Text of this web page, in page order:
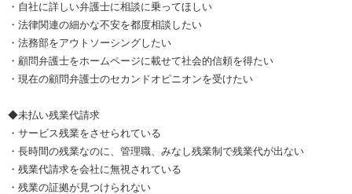
・自社に詳しい弁護士に相談に乗ってほしい
・法律関連の細かな不安を都度相談したい
・法務部をアウトソーシングしたい
・顧問弁護士をホームページに載せて社会的信頼を得たい
・現在の顧問弁護士のセカンドオピニオンを受けたい
◆未払い残業代請求
・サービス残業をさせられている
・長時間の残業なのに、管理職、みなし残業制で残業代が出ない
・残業代請求を会社に無視されている
・残業の証拠が見つけられない